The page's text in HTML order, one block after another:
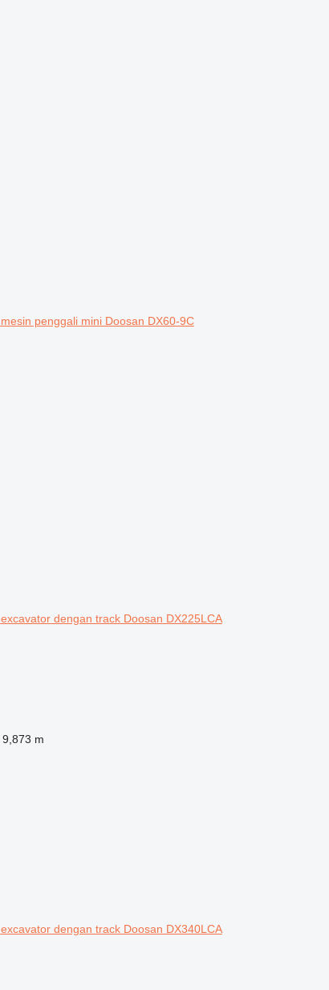
mesin penggali mini Doosan DX60-9C
excavator dengan track Doosan DX225LCA
9,873 m
excavator dengan track Doosan DX340LCA